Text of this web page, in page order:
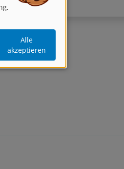
akzeptieren